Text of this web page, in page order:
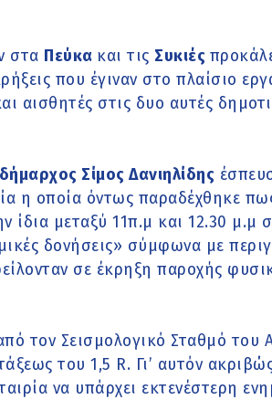
στα Πεύκα και τις Συκιές
που έγιναν στο πλαίσιο
αισθητές στις δυο αυτές
Σίμος Δανιηλίδης
η οποία όντως παραδέχθηκε
ίδια μεταξύ 11π.μ και 12.30
δονήσεις» σύμφωνα με
σε έκρηξη παροχής
τον Σεισμολογικό Σταθμό
του 1,5 R. Γι’ αυτόν
να υπάρχει εκτενέστερη